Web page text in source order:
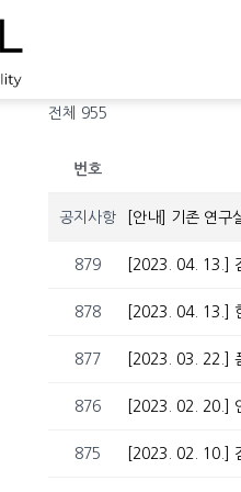
전체 955
번호
공지사항 [안내] 기존 연구
879 [2023. 04. 13.]
878 [2023. 04. 13.]
877 [2023. 03. 22.]
876 [2023. 02. 20.]
875 [2023. 02. 10.]